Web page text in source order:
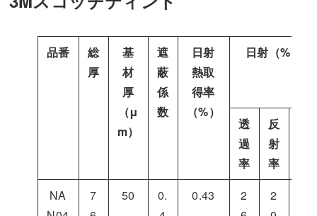
品番
総
厚
基
材
厚
（μ
m）
遮
蔽
係
数
日射
熱取
得率
（%）
日射（%）
透
過
率
反
射
率
NA
7
50
0.
0.43
2
2